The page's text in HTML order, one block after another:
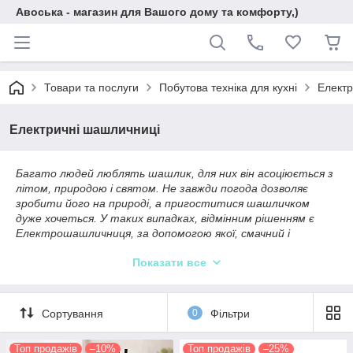
Авоська - магазин для Вашого дому та комфорту,)
Товари та послуги Побутова техніка для кухні
Електричні шашличниці
Багато людей люблять шашлик, для них він асоціюється з
літом, природою і святом. Не завжди погода дозволяє
зробити його на природі, а пригоститися шашличком
дуже хочеться. У таких випадках, відмінним рішенням є
Електрошашличниця, за допомогою якої, смачний і
Вертикальна Електрошашличниця має вигляд
зручно використовувати на кухні. Шампура з м'ясом
Показати все
Сортування 0 Фільтри
Топ продажів –10% Топ продажів –25%